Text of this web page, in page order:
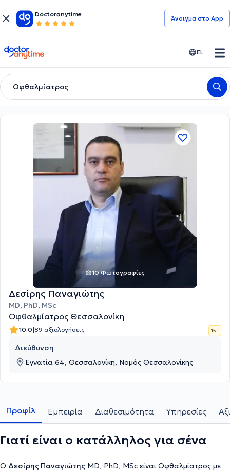
Doctoranytime
Άνοιγμα στο App
doctoranytime EL
Οφθαλμίατρος
10 Φωτογραφίες
Δεσίρης Παναγιώτης
ΜD, PhD, MSc
Οφθαλμίατρος Θεσσαλονίκη
10.0|89 αξιολογήσεις 15 '
Διεύθυνση
Εγνατία 64, Θεσσαλονίκη, Νομός Θεσσαλονίκης
Προφίλ Εμπειρία Διαθεσιμότητα Υπηρεσίες
Γιατί είναι ο κατάλληλος για σένα
Ο Δεσίρης Παναγιώτης ΜD, PhD, MSc είναι Οφθαλμίατρος με